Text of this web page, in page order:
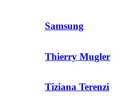
Samsung
Thierry Mugler
Tiziana Terenzi